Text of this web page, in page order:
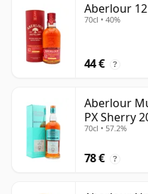
Aberlour
70cl • 40%
44 € ?
Aberlour
PX Sherry
70cl • 57.2%
78 € ?